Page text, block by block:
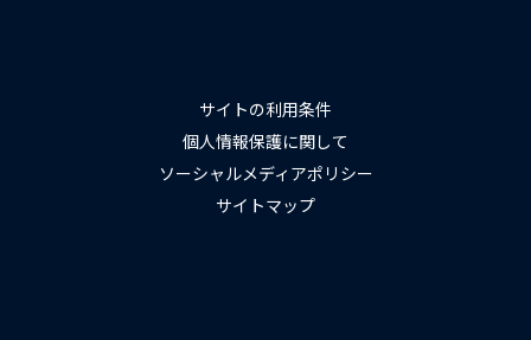
サイトの利用条件
個人情報保護に関して
ソーシャルメディアポリシー
サイトマップ